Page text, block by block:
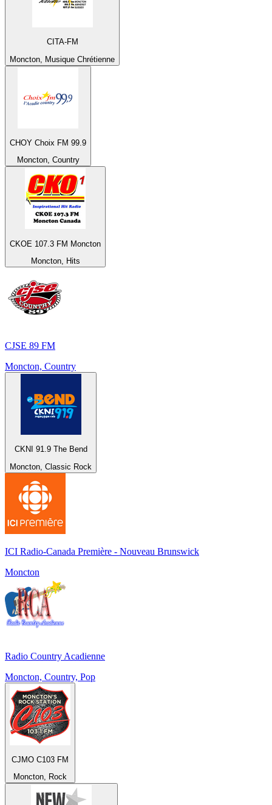
CITA-FM
Moncton, Musique Chrétienne
CHOY Choix FM 99.9
Moncton, Country
CKOE 107.3 FM Moncton
Moncton, Hits
CJSE 89 FM
Moncton, Country
CKNI 91.9 The Bend
Moncton, Classic Rock
ICI Radio-Canada Première - Nouveau Brunswick
Moncton
Radio Country Acadienne
Moncton, Country, Pop
CJMO C103 FM
Moncton, Rock